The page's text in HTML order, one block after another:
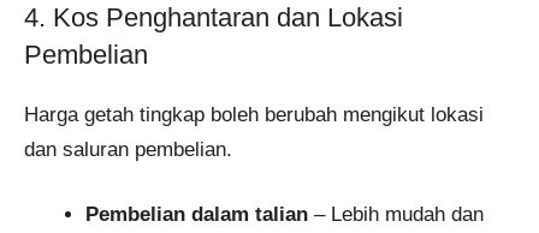
4. Kos Penghantaran dan Lokasi
Pembelian
Harga getah tingkap boleh berubah mengikut lokasi
dan saluran pembelian.
Pembelian dalam talian – Lebih mudah dan